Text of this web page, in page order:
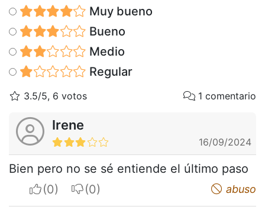
Muy bueno
Bueno
Medio
Regular
3.5/5, 6 votos 1 comentario
Irene
16/09/2024
Bien pero no se sé entiende el último paso
I apreciateI do not appreciate abuso